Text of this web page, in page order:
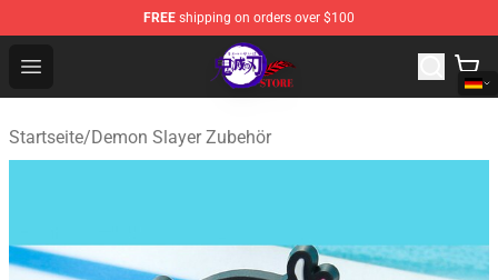
FREE shipping on orders over $100
Open menu
Kimetsu no Yaiba Store - Official Kimetsu no Yaiba
Startseite/Demon Slayer Zubehör